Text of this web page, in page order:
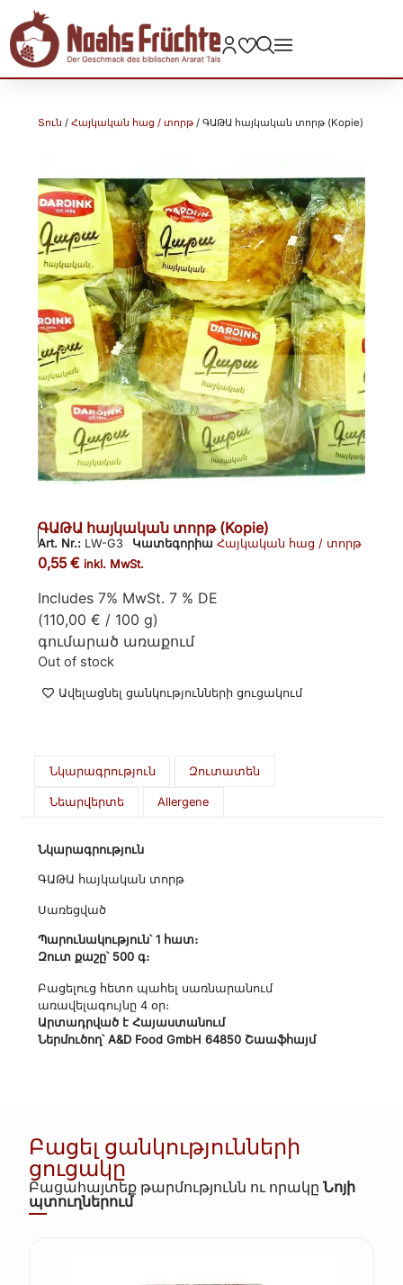
Տուն /Հայկական հաց / տորթ/ ԳԱԹԱ հայկական տորթ (Kopie)
ԳԱԹԱ հայկական տորթ (Kopie)
Art. Nr.: LW-G3 Կատեգորիա Հայկական հաց / տորթ
0,55€ inkl. MwSt.
Includes 7% MwSt. 7 % DE
(110,00€ / 100 g)
գումարած առաքում
Out of stock
Ավելացնել ցանկությունների ցուցակում
Նկարագրություն Զուտատեն
Նեարվերտե Allergene
Նկարագրություն
ԳԱԹԱ հայկական տորթ
Սառեցված
Պարունակություն՝ 1 հատ։
Զուտ քաշը՝ 500 գ։
Բացելուց հետո պահել սառնարանում
առավելագույնը 4 օր։
Արտադրված է Հայաստանում
Ներմուծող՝ A&D Food GmbH 64850 Շաաֆհայմ
Բացել ցանկությունների
ցուցակը
Բացահայտեք թարմությունն ու որակըՆոյի
պտուղներում